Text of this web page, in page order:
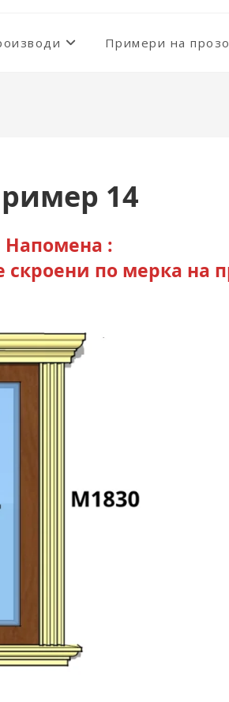
Примери на
14
Напомена :
по мерка на